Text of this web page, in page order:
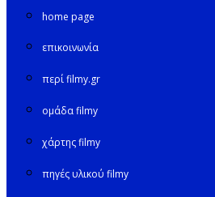
home page
επικοινωνία
περί filmy.gr
ομάδα filmy
χάρτης filmy
πηγές υλικού filmy